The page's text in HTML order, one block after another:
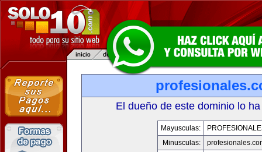
El dueño de este dominio lo
Mayusculas:
Minusculas: